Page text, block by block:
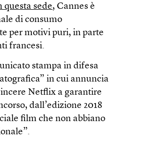
questa sede, Cannes è
di consumo
per motivi puri, in parte
francesi.
stampa in difesa
in cui annuncia
Netflix a garantire
dall’edizione 2018
film che non abbiano